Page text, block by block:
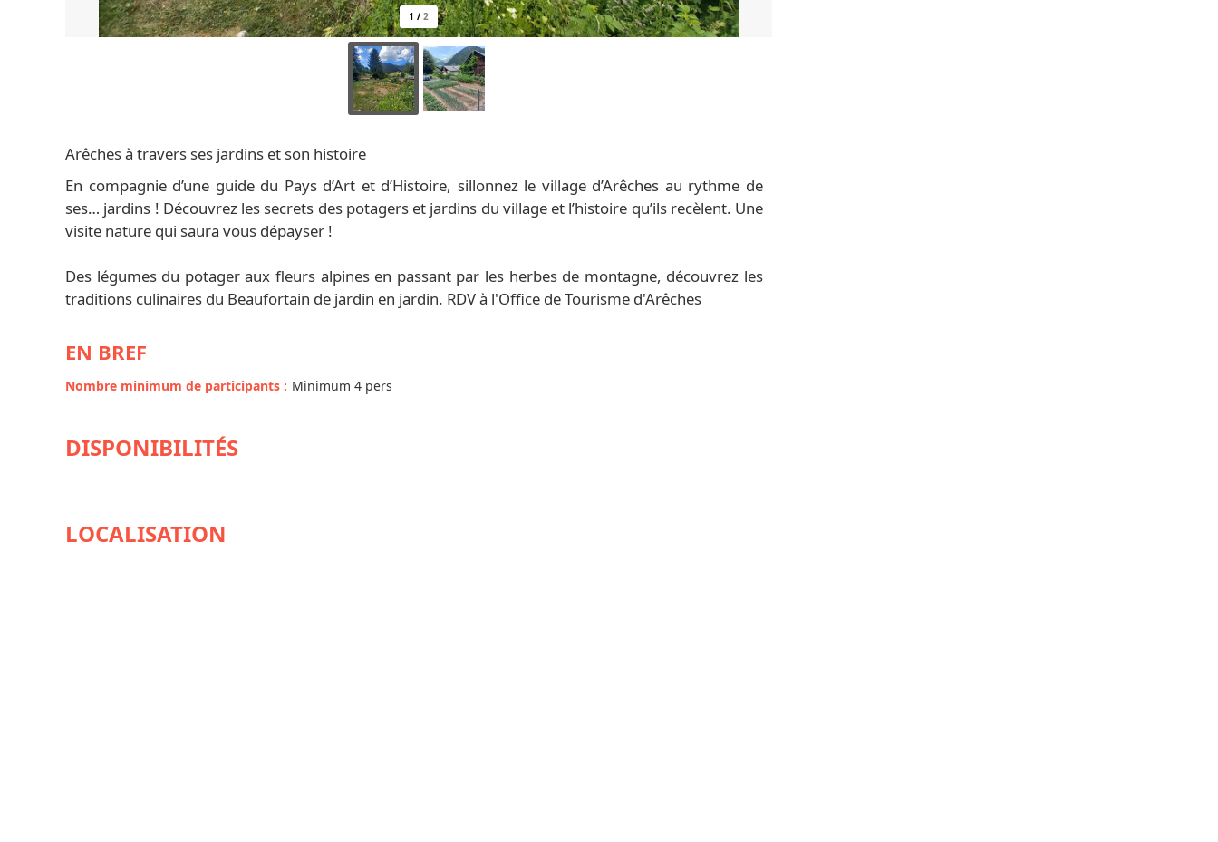
1 / 2
Arêches à travers ses jardins et son histoire
En compagnie d’une guide du Pays d’Art et d’Histoire, sillonnez le village d’Arêches au rythme de
ses… jardins ! Découvrez les secrets des potagers et jardins du village et l’histoire qu’ils recèlent. Une
visite nature qui saura vous dépayser !
Des légumes du potager aux fleurs alpines en passant par les herbes de montagne, découvrez les
traditions culinaires du Beaufortain de jardin en jardin. RDV à l'Office de Tourisme d'Arêches
EN BREF
Nombre minimum de participants : Minimum 4 pers
DISPONIBILITÉS